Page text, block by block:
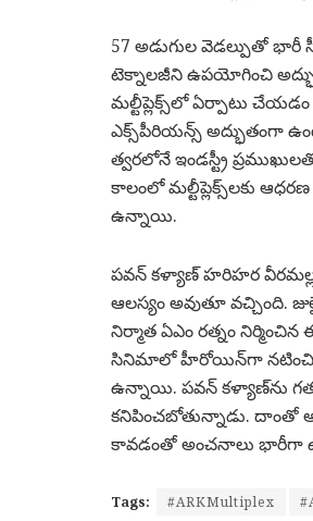
57 అడుగుల వెడల్పుతో భారీ
టెక్నాలజీని ఉపయోగించి
మల్టీప్లెక్స్‌లో ఏర్పాటు
ఎక్స్‌పీరియన్స్ అద్భుతంగా
త్వరలోనే ఇండస్ట్రీ
కాలంలో మల్టీప్లెక్స్‌లకు
ఉన్నాయి.
పవన్‌ కళ్యాణ్‌ హరిహర
ఆలస్యం అవుతూ వచ్చింది.
నిర్మాత ఏఎం రత్నం
సినిమాలో హీరోయిన్‌గా
ఉన్నాయి. పవన్‌ కళ్యాణ్‌ను
కనిపించబోతున్నాడు.
కావడంతో అంచనాలు భారీగా
Tags: #ARKMultiplex